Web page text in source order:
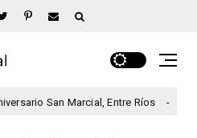
Entre Ríos entre rios